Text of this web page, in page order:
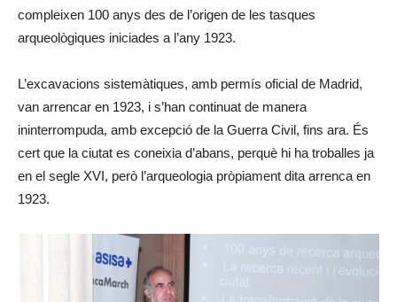
compleixen 100 anys des de l’origen de les tasques
arqueològiques iniciades a l’any 1923.
L’excavacions sistemàtiques, amb permís oficial de Madrid,
van arrencar en 1923, i s’han continuat de manera
ininterrompuda, amb excepció de la Guerra Civil, fins ara. És
cert que la ciutat es coneixia d’abans, perquè hi ha troballes ja
en el segle XVI, però l’arqueologia pròpiament dita arrenca en
1923.